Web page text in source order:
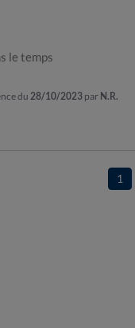
le temps
du 28/10/2023 par N.R.
1